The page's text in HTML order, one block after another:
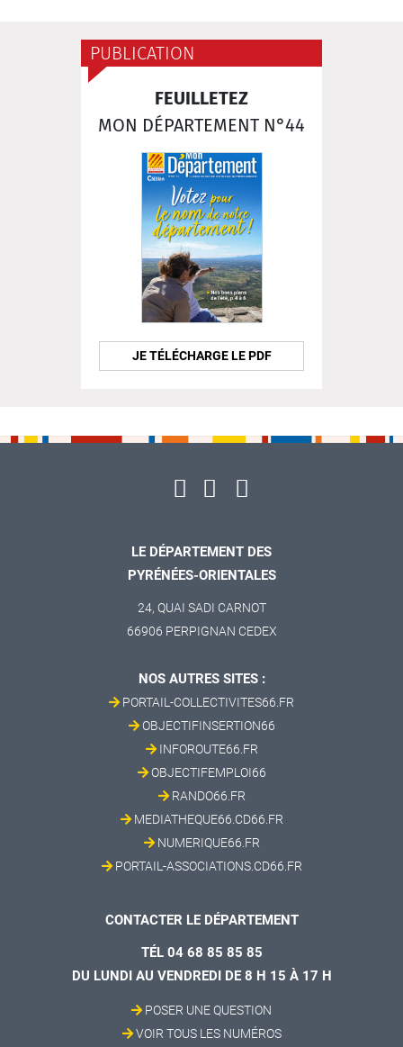
PUBLICATION
FEUILLETEZ
MON DÉPARTEMENT N°44
JE TÉLÉCHARGE LE PDF
LE DÉPARTEMENT DES
PYRÉNÉES-ORIENTALES
24, QUAI SADI CARNOT
66906 PERPIGNAN CEDEX
NOS AUTRES SITES :
PORTAIL-COLLECTIVITES66.FR
OBJECTIFINSERTION66
INFOROUTE66.FR
OBJECTIFEMPLOI66
RANDO66.FR
MEDIATHEQUE66.CD66.FR
NUMERIQUE66.FR
PORTAIL-ASSOCIATIONS.CD66.FR
CONTACTER LE DÉPARTEMENT
TÉL 04 68 85 85 85
DU LUNDI AU VENDREDI DE 8 H 15 À 17 H
POSER UNE QUESTION
VOIR TOUS LES NUMÉROS